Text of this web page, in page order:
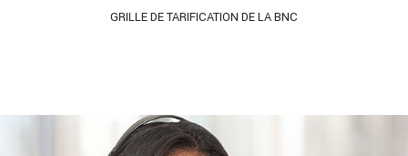
GRILLE DE TARIFICATION DE LA BNC